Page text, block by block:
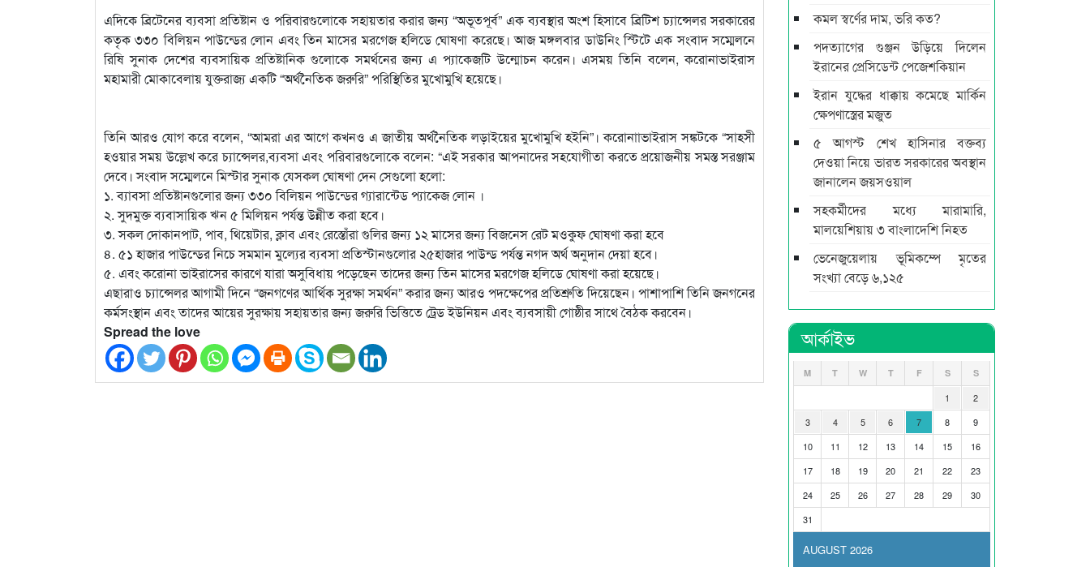
এদিকে ব্রিটেনের ব্যবসা প্রতিষ্টান ও পরিবারগুলোকে সহায়তার করার জন্য “অভূতপূর্ব” এক ব্যবস্থার অংশ হিসাবে ব্রিটিশ চ্যান্সেলর সরকারের
কতৃক ৩৩০ বিলিয়ন পাউন্ডের লোন এবং তিন মাসের মরগেজ হলিডে ঘোষণা করেছে। আজ মঙ্গলবার ডাউনিং স্টিটে এক সংবাদ সম্মেলনে
রিষি সুনাক দেশের ব্যবসায়িক প্রতিষ্টানিক গুলোকে সমর্থনের জন্য এ প্যাকেজটি উন্মোচন করেন। এসময় তিনি বলেন, করোনাভাইরাস
মহামারী মোকাবেলায় যুক্তরাজ্য একটি “অর্থনৈতিক জরুরি” পরিস্থিতির মুখোমুখি হয়েছে।
তিনি আরও যোগ করে বলেন, “আমরা এর আগে কখনও এ জাতীয় অর্থনৈতিক লড়াইয়ের মুখোমুখি হইনি”। করোনাাভাইরাস সঙ্কটকে “সাহসী
হওয়ার সময় উল্লেখ করে চ্যান্সেলর,ব্যবসা এবং পরিবারগুলোকে বলেন: “এই সরকার আপনাদের সহযোগীতা করতে প্রয়োজনীয় সমস্ত সরঞ্জাম
দেবে। সংবাদ সম্মেলনে মিস্টার সুনাক যেসকল ঘোষণা দেন সেগুলো হলো:
১. ব্যাবসা প্রতিষ্টানগুলোর জন্য ৩৩০ বিলিয়ন পাউন্ডের গ্যারান্টেড প্যাকেজ লোন ।
২. সুদমুক্ত ব্যবাসায়িক ঋন ৫ মিলিয়ন পর্যন্ত উন্নীত করা হবে।
৩. সকল দোকানপাট, পাব, থিয়েটার, ক্লাব এবং রেস্তোঁরা গুলির জন্য ১২ মাসের জন্য বিজনেস রেট মওকুফ ঘোষণা করা হবে
৪. ৫১ হাজার পাউন্ডের নিচে সমমান মুল্যের ব্যবসা প্রতিস্টানগুলোর ২৫হাজার পাউন্ড পর্যন্ত নগদ অর্থ অনুদান দেয়া হবে।
৫. এবং করোনা ভাইরাসের কারণে যারা অসুবিধায় পড়েছেন তাদের জন্য তিন মাসের মরগেজ হলিডে ঘোষণা করা হয়েছে।
এছারাও চ্যান্সেলর আগামী দিনে “জনগণের আর্থিক সুরক্ষা সমর্থন” করার জন্য আরও পদক্ষেপের প্রতিশ্রুতি দিয়েছেন। পাশাপাশি তিনি জনগনের
কর্মসংস্থান এবং তাদের আয়ের সুরক্ষায় সহায়তার জন্য জরুরি ভিত্তিতে ট্রেড ইউনিয়ন এবং ব্যবসায়ী গোষ্ঠীর সাথে বৈঠক করবেন।
Spread the love
কমল স্বর্ণের দাম, ভরি কত?
পদত্যাগের গুঞ্জন উড়িয়ে দিলেন
ইরানের প্রেসিডেন্ট পেজেশকিয়ান
ইরান যুদ্ধের ধাক্কায় কমেছে মার্কিন
ক্ষেপণাস্ত্রের মজুত
৫ আগস্ট শেখ হাসিনার বক্তব্য
দেওয়া নিয়ে ভারত সরকারের অবস্থান
জানালেন জয়সওয়াল
সহকর্মীদের মধ্যে মারামারি,
মালয়েশিয়ায় ৩ বাংলাদেশি নিহত
ভেনেজুয়েলায় ভূমিকম্পে মৃতের
সংখ্যা বেড়ে ৬,১২৫
আর্কাইভ
AUGUST 2026
M T W T F S S
1
2
3
4 5 6 7 8
9
10
11 12 13 14 15
16
17
18 19 20 21 22
23
24
25 26 27 28 29
30
31